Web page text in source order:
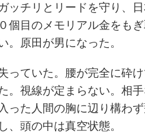
ッチリとリードを守り、
個目のメモリアル金をも
。原田が男になった。
っていた。腰が完全に砕
。視線が定まらない。相
った人間の胸に辺り構わ
、頭の中は真空状態。